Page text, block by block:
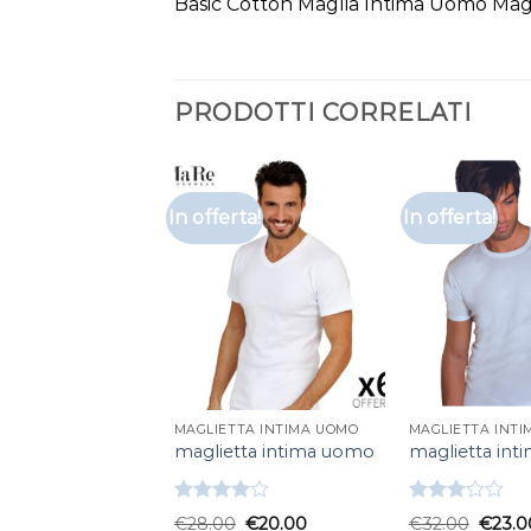
Basic Cotton Maglia Intima Uomo
PRODOTTI CORRELATI
In offerta!
MAGLIETTA INTIMA UOMO
maglietta intima uomo
Valutato
€28.00 €20.00
In offerta!
MAGLIETTA
maglietta
Valutato
€32.00 €